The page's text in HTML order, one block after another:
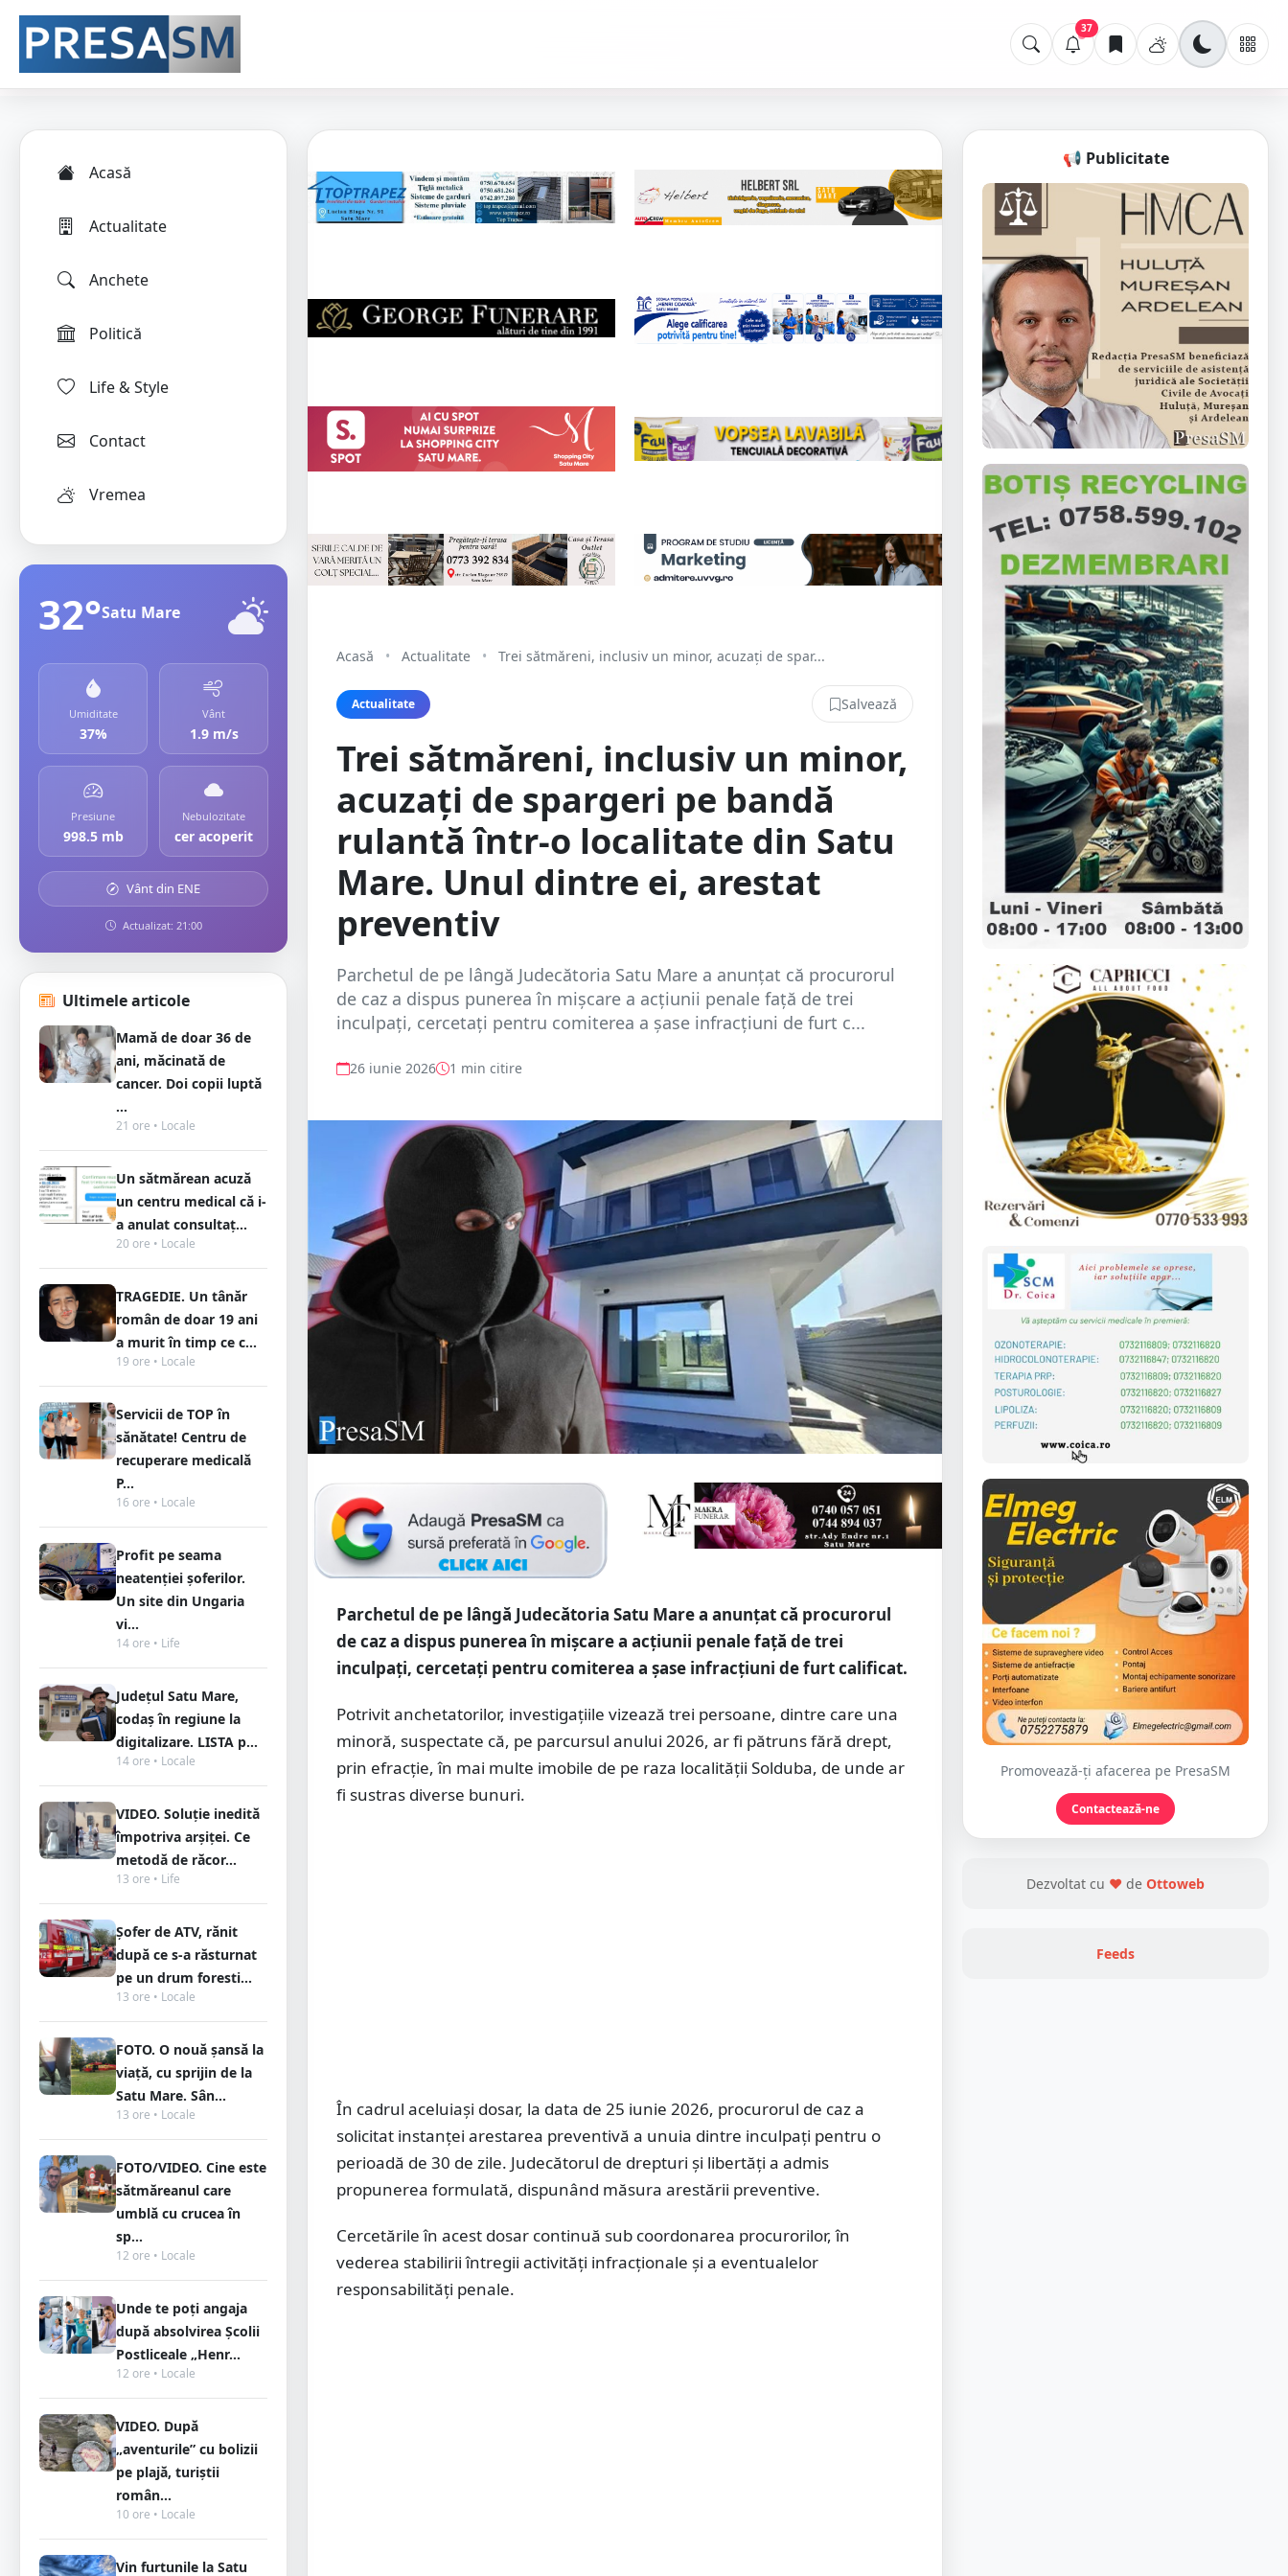
37
Acasă
Actualitate
Anchete
Politică
Life & Style
Contact
Vremea
32°Satu Mare
Umiditate
37%
Vânt
1.9 m/s
Presiune
998.5 mb
Nebulozitate
cer acoperit
Vânt din ENE
Actualizat: 21:00
Ultimele articole
Mamă de doar 36 de
ani, măcinată de
cancer. Doi copii luptă
...
21 ore • Locale
Un sătmărean acuză
un centru medical că i-
a anulat consultaț...
20 ore • Locale
TRAGEDIE. Un tânăr
român de doar 19 ani
a murit în timp ce c...
19 ore • Locale
Servicii de TOP în
sănătate! Centru de
recuperare medicală
P...
16 ore • Locale
Profit pe seama
neatenției șoferilor.
Un site din Ungaria
vi...
14 ore • Life
Județul Satu Mare,
codaș în regiune la
digitalizare. LISTA p...
14 ore • Locale
VIDEO. Soluție inedită
împotriva arșiței. Ce
metodă de răcor...
13 ore • Life
Șofer de ATV, rănit
după ce s-a răsturnat
pe un drum foresti...
13 ore • Locale
FOTO. O nouă șansă la
viață, cu sprijin de la
Satu Mare. Sân...
13 ore • Locale
FOTO/VIDEO. Cine este
sătmăreanul care
umblă cu crucea în
sp...
12 ore • Locale
Unde te poți angaja
după absolvirea Școlii
Postliceale „Henr...
12 ore • Locale
VIDEO. După
„aventurile” cu bolizii
pe plajă, turiștii
român...
10 ore • Locale
Vin furtunile la Satu
Acasă • Actualitate • Trei sătmăreni, inclusiv un minor, acuzați de spar...
Actualitate Salvează
Trei sătmăreni, inclusiv un minor,
acuzați de spargeri pe bandă
rulantă într-o localitate din Satu
Mare. Unul dintre ei, arestat
preventiv
Parchetul de pe lângă Judecătoria Satu Mare a anunțat că procurorul
de caz a dispus punerea în mișcare a acțiunii penale față de trei
inculpați, cercetați pentru comiterea a șase infracțiuni de furt c...
26 iunie 2026 1 min citire
Parchetul de pe lângă Judecătoria Satu Marea anunțat că procurorul
de caz a dispus punerea în mișcare a acțiunii penale față de trei
inculpați, cercetați pentru comiterea a șase infracțiuni de furt calificat.
Potrivit anchetatorilor, investigațiile vizează trei persoane, dintre care una
minoră, suspectate că, pe parcursul anului 2026, ar fi pătruns fără drept,
prin efracție, în mai multe imobile de pe raza localității Solduba, de unde ar
fi sustras diverse bunuri.
În cadrul aceluiași dosar, la data de 25 iunie 2026, procurorul de caz a
solicitat instanței arestarea preventivă a unuia dintre inculpați pentru o
perioadă de 30 de zile. Judecătorul de drepturi și libertăți a admis
propunerea formulată, dispunând măsura arestării preventive.
Cercetările în acest dosar continuă sub coordonarea procurorilor, în
vederea stabilirii întregii activități infracționale și a eventualelor
responsabilități penale.
📢 Publicitate
Promovează-ți afacerea pe PresaSM
Contactează-ne
Dezvoltat cu ❤ de Ottoweb
Feeds